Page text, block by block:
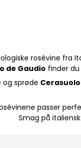
rosévine fra
de Gaudio finder
sprøde Cerasuolo
passer
Smag på